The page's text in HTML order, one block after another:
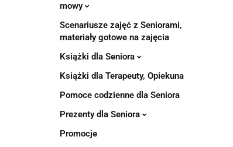
mowy
Scenariusze zajęć z Seniorami,
materiały gotowe na zajęcia
Książki dla Seniora
Książki dla Terapeuty, Opiekuna
Pomoce codzienne dla Seniora
Prezenty dla Seniora
Promocje